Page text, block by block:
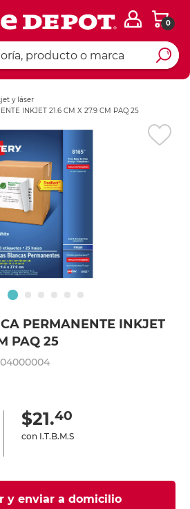
0
y láser
INKJET 21.6 CM X 27.9 CM PAQ 25
PERMANENTE INKJET
PAQ 25
$21.40
con I.T.B.M.S
y enviar a domicilio
Ingresar Codigo